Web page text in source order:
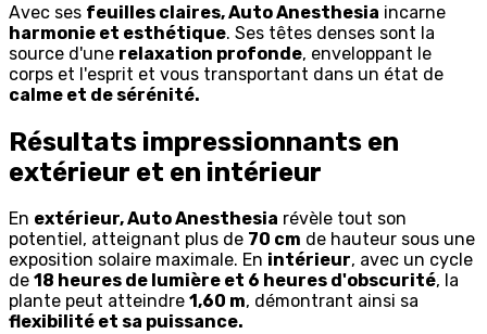
Avec ses feuilles claires, Auto Anesthesia incarne
harmonie et esthétique. Ses têtes denses sont la
source d'une relaxation profonde, enveloppant le
corps et l'esprit et vous transportant dans un état de
calme et de sérénité.
Résultats impressionnants en
extérieur et en intérieur
En extérieur, Auto Anesthesia révèle tout son
potentiel, atteignant plus de 70 cm de hauteur sous une
exposition solaire maximale. En intérieur, avec un cycle
de 18 heures de lumière et 6 heures d'obscurité, la
plante peut atteindre 1,60 m, démontrant ainsi sa
flexibilité et sa puissance.